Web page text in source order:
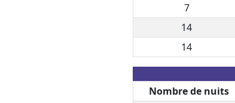
7
14
14
Nombre de nuits